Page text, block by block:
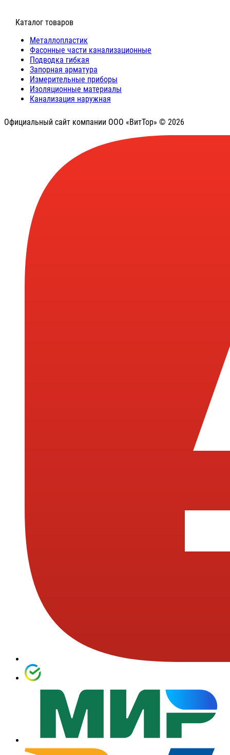
⠀Каталог товаров
Металлопластик
Фасонные части канализационные
Подводка гибкая
Запорная арматура
Измерительные приборы
Изоляционные материалы
Канализация наружная
Официальный сайт компании ООО «ВитТор» © 2026